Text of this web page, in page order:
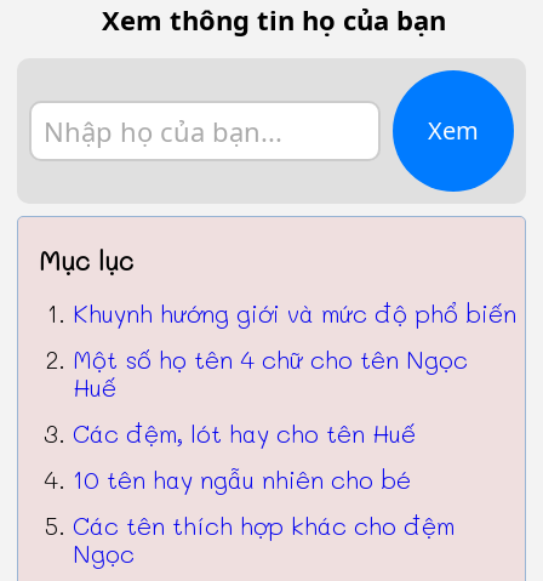
Xem thông tin họ của bạn
Xem
Mục lục
Khuynh hướng giới và mức độ phổ biến
Một số họ tên 4 chữ cho tên Ngọc
Huế
Các đệm, lót hay cho tên Huế
10 tên hay ngẫu nhiên cho bé
Các tên thích hợp khác cho đệm
Ngọc